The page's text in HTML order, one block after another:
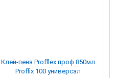
Клей-пена Profflex проф 850мл
Proffix 100 универсал